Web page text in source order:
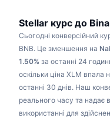
Спорт
Фінанси
Технології
RSI
MACD
Деривативи
Дослідження
Відео
Словник
Кампанії
Stellar курс до
Сьогодні конверсійний
BNB. Це зменшення на
1.50% за останні 24
оскільки ціна XLM впала
останні 30 днів. Наш
реального часу та надає
використанні для